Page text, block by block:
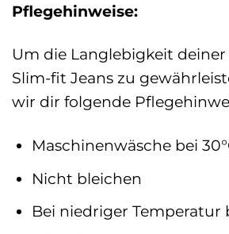
Pflegehinweise:
Um die Langlebigkeit deiner
Slim-fit Jeans zu
wir dir folgende
Maschinenwäsche bei
Nicht bleichen
Bei niedriger Temperatur